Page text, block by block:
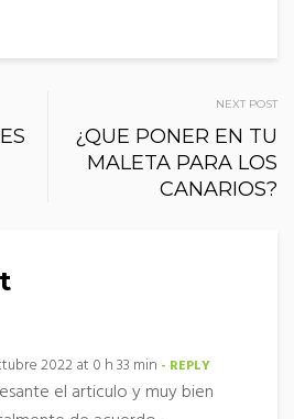
NEXT POST
¿QUE PONER EN TU
MALETA PARA LOS
CANARIOS?
2022 at 0 h 33 min - REPLY
el articulo y muy bien